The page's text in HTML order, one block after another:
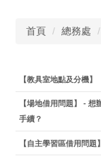
首頁 總務處
【教具室地點及分機】
【場地借用問題】 -
手續？
【自主學習區借用問